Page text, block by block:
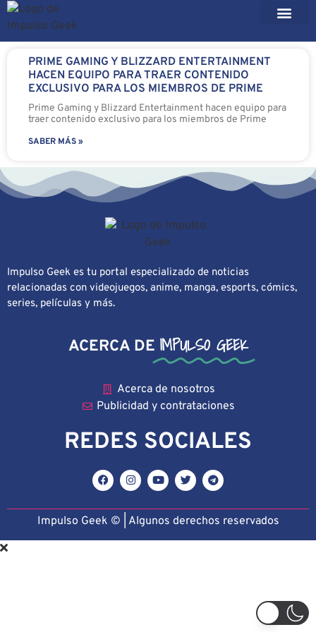
PRIME GAMING Y BLIZZARD ENTERTAINMENT
HACEN EQUIPO PARA TRAER CONTENIDO
EXCLUSIVO PARA LOS MIEMBROS DE PRIME
Prime Gaming y Blizzard Entertainment hacen equipo para
traer contenido exclusivo para los miembros de Prime
SABER MÁS »
Impulso Geek es tu portal especializado de noticias
relacionadas con videojuegos, anime, manga, esports, cómics,
series, películas y más.
ACERCA DE IMPULSO GEEK
Acerca de nosotros
Publicidad y contrataciones
REDES SOCIALES
Impulso Geek © | Algunos derechos reservados